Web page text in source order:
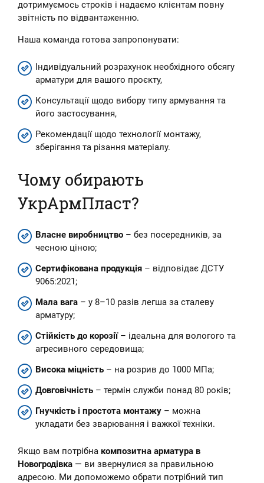
дотримуємось строків і надаємо клієнтам повну
звітність по відвантаженню.
Наша команда готова запропонувати:
Індивідуальний розрахунок необхідного обсягу
арматури для вашого проєкту,
Консультації щодо вибору типу армування та
його застосування,
Рекомендації щодо технології монтажу,
зберігання та різання матеріалу.
Чому обирають
УкрАрмПласт?
Власне виробництво – без посередників, за
чесною ціною;
Сертифікована продукція – відповідає ДСТУ
9065:2021;
Мала вага – у 8–10 разів легша за сталеву
арматуру;
Стійкість до корозії– ідеальна для вологого та
агресивного середовища;
Висока міцність – на розрив до 1000 МПа;
Довговічність – термін служби понад 80 років;
Гнучкість і простота монтажу – можна
укладати без зварювання і важкої техніки.
Якщо вам потрібна композитна арматура в
Новогродівка — ви звернулися за правильною
адресою. Ми допоможемо обрати потрібний тип